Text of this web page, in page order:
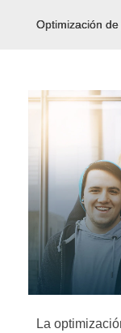
Optimización
La